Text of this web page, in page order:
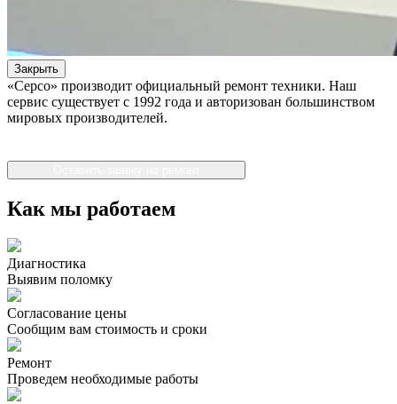
Закрыть
«Серсо» производит официальный ремонт техники. Наш
сервис существует с 1992 года и авторизован большинством
мировых производителей.
Как мы работаем
Диагностика
Выявим поломку
Согласование цены
Сообщим вам стоимость и сроки
Ремонт
Проведем необходимые работы